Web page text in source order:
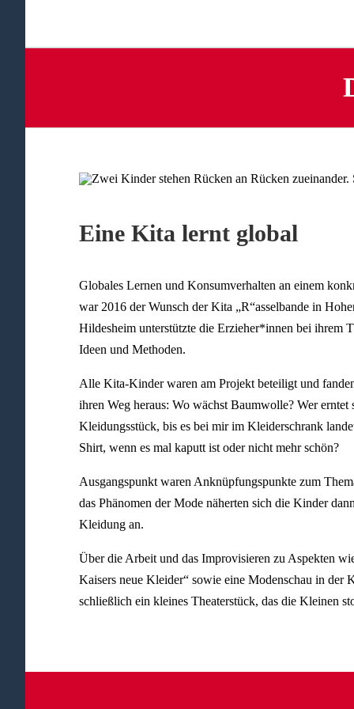
Eine Kita lernt global
Globales Lernen und Konsumverhalten an einem
war 2016 der Wunsch der Kita „R“asselbande in
Hildesheim unterstützte die Erzieher*innen bei
Ideen und Methoden.
Alle Kita-Kinder waren am Projekt beteiligt und
ihren Weg heraus: Wo wächst Baumwolle? Wer
Kleidungsstück, bis es bei mir im Kleiderschrank
Shirt, wenn es mal kaputt ist oder nicht mehr schön?
Ausgangspunkt waren Anknüpfungspunkte zum
das Phänomen der Mode näherten sich die Kinder
Kleidung an.
Über die Arbeit und das Improvisieren zu Aspekten
Kaisers neue Kleider“ sowie eine Modenschau in
schließlich ein kleines Theaterstück, das die Kleinen